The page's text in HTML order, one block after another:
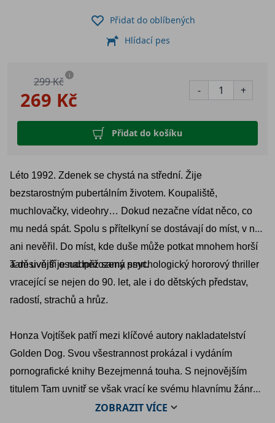
269 Kč
299 Kč i
- +
Přidat do košíku
Přidat do oblíbených
Hlídací pes
Léto 1992. Zdenek se chystá na střední. Žije
bezstarostným pubertálním životem. Koupaliště,
muchlovačky, videohry… Dokud nezačne vídat něco, co
mu nedá spát. Spolu s přítelkyní se dostávají do míst, v něž
ani nevěřil. Do míst, kde duše může potkat mnohem horší
a děsivější osud než sama smrt.
Tam uvnitř je nadpřirozený psychologický hororový thriller
vracející se nejen do 90. let, ale i do dětských představ,
radostí, strachů a hrůz.
Honza Vojtíšek patří mezi klíčové autory nakladatelství
Golden Dog. Svou všestrannost prokázal i vydáním
pornografické knihy Bezejmenná touha. S nejnovějším
titulem Tam uvnitř se však vrací ke svému hlavnímu žánru
– hororu, kde znovu potvrzuje své mistrovství v budování
ZOBRAZITVÍCE